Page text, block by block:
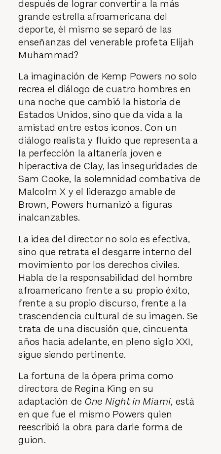
después de lograr convertir a la más
grande estrella afroamericana del
deporte, él mismo se separó de las
enseñanzas del venerable profeta Elijah
Muhammad?
La imaginación de Kemp Powers no solo
recrea el diálogo de cuatro hombres en
una noche que cambió la historia de
Estados Unidos, sino que da vida a la
amistad entre estos iconos. Con un
diálogo realista y fluido que representa a
la perfección la altanería joven e
hiperactiva de Clay, las inseguridades de
Sam Cooke, la solemnidad combativa de
Malcolm X y el liderazgo amable de
Brown, Powers humanizó a figuras
inalcanzables.
La idea del director no solo es efectiva,
sino que retrata el desgarre interno del
movimiento por los derechos civiles.
Habla de la responsabilidad del hombre
afroamericano frente a su propio éxito,
frente a su propio discurso, frente a la
trascendencia cultural de su imagen. Se
trata de una discusión que, cincuenta
años hacia adelante, en pleno siglo XXI,
sigue siendo pertinente.
La fortuna de la ópera prima como
directora de Regina King en su
adaptación de One Night in Miami, está
en que fue el mismo Powers quien
reescribió la obra para darle forma de
guion.